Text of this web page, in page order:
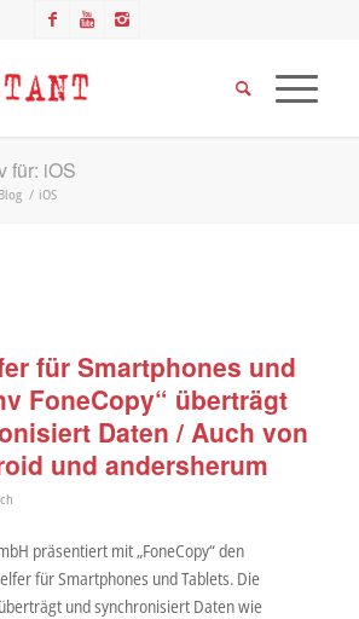
für: iOS
Blog / iOS
für Smartphones und
FoneCopy“ überträgt
Daten / Auch von
und andersherum
präsentiert mit „FoneCopy“ den
für Smartphones und Tablets. Die
und synchronisiert Daten wie